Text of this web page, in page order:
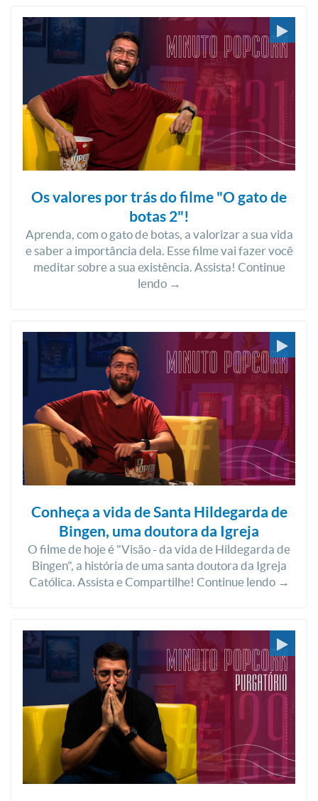
Os valores por trás do filme "O gato de
botas 2"!
Aprenda, com o gato de botas, a valorizar a sua vida
e saber a importância dela. Esse filme vai fazer você
meditar sobre a sua existência. Assista! Continue
lendo →
Conheça a vida de Santa Hildegarda de
Bingen, uma doutora da Igreja
O filme de hoje é "Visão - da vida de Hildegarda de
Bingen", a história de uma santa doutora da Igreja
Católica. Assista e Compartilhe! Continue lendo →